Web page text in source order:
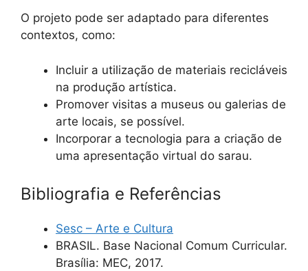
O projeto pode ser adaptado para diferentes
contextos, como:
Incluir a utilização de materiais recicláveis
na produção artística.
Promover visitas a museus ou galerias de
arte locais, se possível.
Incorporar a tecnologia para a criação de
uma apresentação virtual do sarau.
Bibliografia e Referências
Sesc – Arte e Cultura
BRASIL. Base Nacional Comum Curricular.
Brasília: MEC, 2017.